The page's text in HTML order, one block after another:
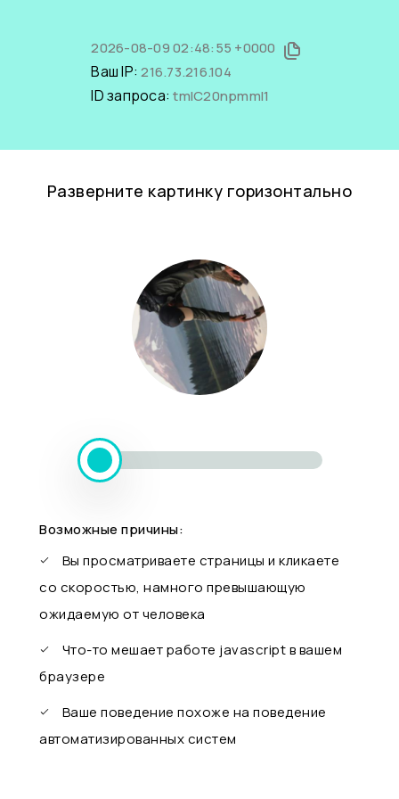
2026-08-09 02:48:55 +0000
Ваш IP:216.73.216.104
ID запроса:tmIC20npmmI1
Разверните картинку горизонтально
Возможные причины:
Вы просматриваете страницы и кликаете
со скоростью, намного превышающую
ожидаемую от человека
Что-то мешает работе javascript в вашем
браузере
Ваше поведение похоже на поведение
автоматизированных систем